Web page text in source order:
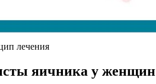
лечения
яичника у женщин